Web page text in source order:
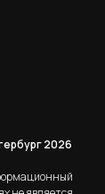
2026